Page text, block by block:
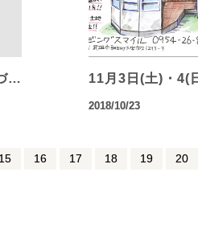
… 11月3日(土)・
2018/10/23
15 16 17 18 19 20